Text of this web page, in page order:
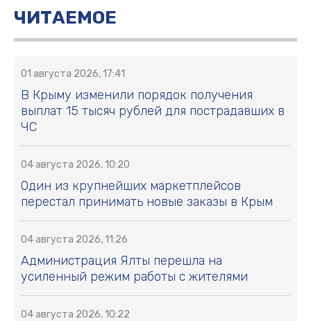
ЧИТАЕМОЕ
01 августа 2026, 17:41
В Крыму изменили порядок получения
выплат 15 тысяч рублей для пострадавших в
ЧС
04 августа 2026, 10:20
Один из крупнейших маркетплейсов
перестал принимать новые заказы в Крым
04 августа 2026, 11:26
Администрация Ялты перешла на
усиленный режим работы с жителями
04 августа 2026, 10:22